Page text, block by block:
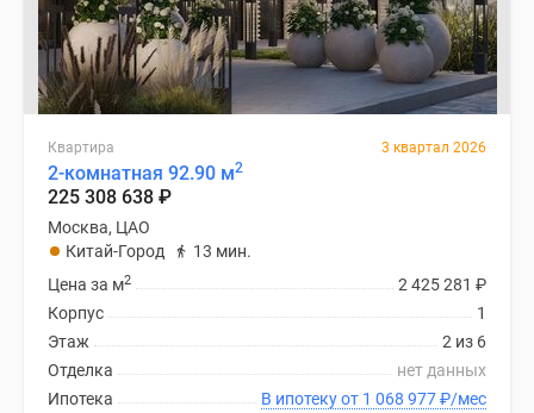
Квартира 3 квартал 2026
2-комнатная 92.90 м2
225 308 638 ₽
Москва, ЦАО
Китай-Город
13 мин.
2 425 281 ₽
Цена за м2
1
Корпус
2 из 6
Этаж
нет данных
Отделка
В ипотеку от 1 068 977₽/мес
Ипотека